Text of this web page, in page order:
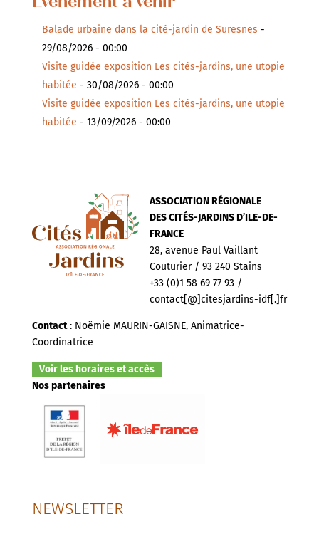
Balade urbaine dans la cité-jardin de Suresnes -
29/08/2026 - 00:00
Visite guidée exposition Les cités-jardins, une utopie
habitée - 30/08/2026 - 00:00
Visite guidée exposition Les cités-jardins, une utopie
habitée - 13/09/2026 - 00:00
ASSOCIATION RÉGIONALE
DES CITÉS-JARDINS D’ILE-DE-
FRANCE
28, avenue Paul Vaillant
Couturier / 93 240 Stains
+33 (0)1 58 69 77 93 /
contact[@]citesjardins-idf[.]fr
Contact: Noëmie MAURIN-GAISNE, Animatrice-
Coordinatrice
Voir les horaires et accès
Nos partenaires
NEWSLETTER